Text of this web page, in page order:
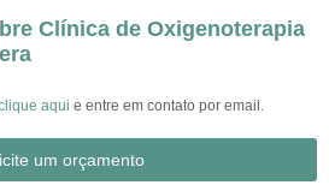
Clínica de Oxigenoterapia
aqui e entre em contato por email.
um orçamento